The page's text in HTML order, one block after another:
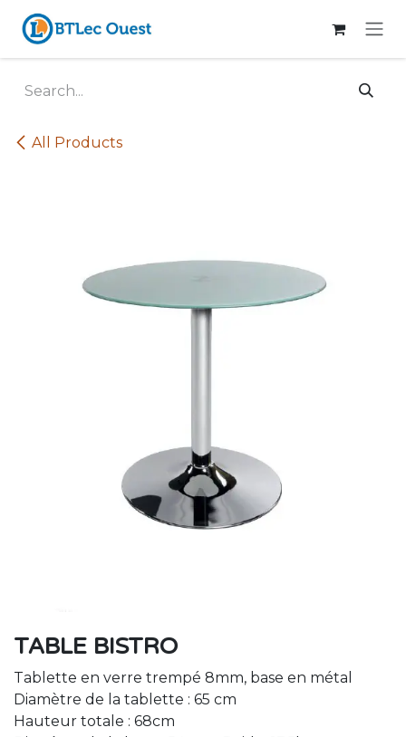
Skip to Content
All Products
TABLE BISTRO
Tablette en verre trempé 8mm, base en métal
Diamètre de la tablette : 65 cm
Hauteur totale : 68cm